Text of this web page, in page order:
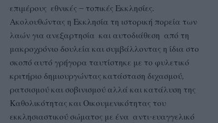
επιμέρους εθνικές – τοπικές Εκκλησίες.
Ακολουθώντας η Εκκλησία τη ιστορική πορεία των
λαών για ανεξαρτησία και αυτοδιάθεση από τη
μακροχρόνιο δουλεία και συμβάλλοντας η ίδια στο
σκοπό αυτό γρήγορα ταυτίστηκε με το φυλετικό
κριτήριο δημιουργώντας κατάσταση διχασμού,
ρατσισμού και σοβινισμού αλλά και κατάλυση της
Καθολικότητας και Οικουμενικότητας του
εκκλησιαστικού σώματος με ένα αντι-ευαγγελικό